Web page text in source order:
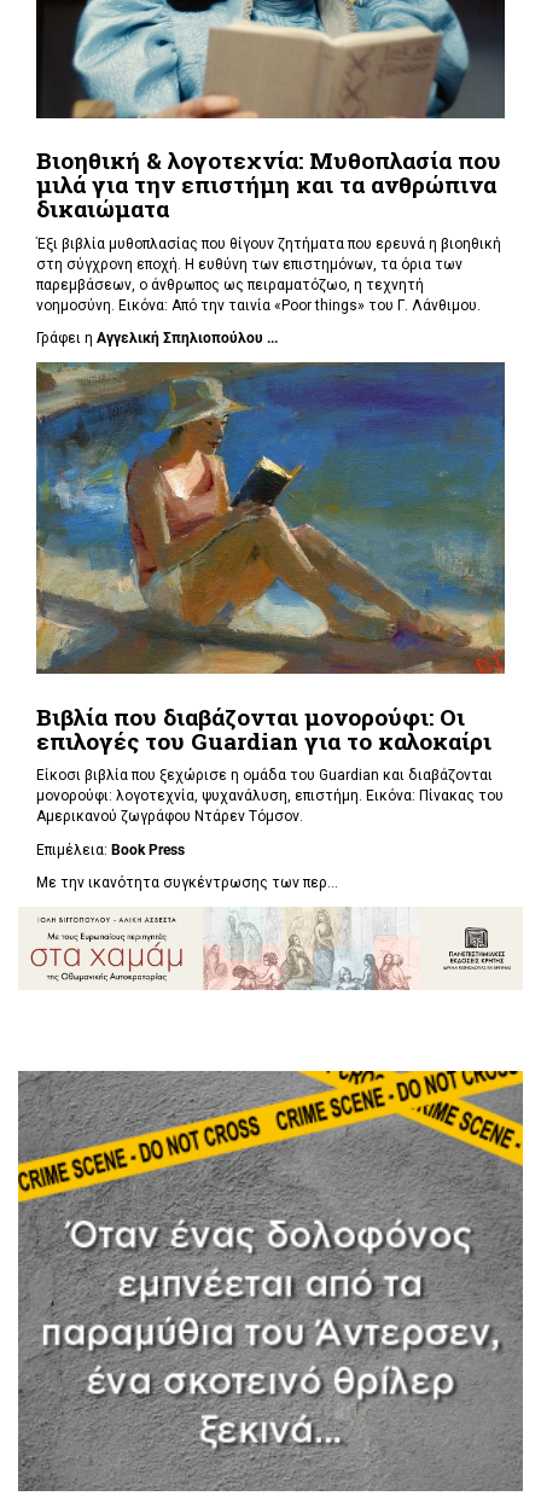
Βιοηθική & λογοτεχνία: Μυθοπλασία που
μιλά για την επιστήμη και τα ανθρώπινα
δικαιώματα
Έξι βιβλία μυθοπλασίας που θίγουν ζητήματα που ερευνά η βιοηθική
στη σύγχρονη εποχή. Η ευθύνη των επιστημόνων, τα όρια των
παρεμβάσεων, ο άνθρωπος ως πειραματόζωο, η τεχνητή
νοημοσύνη. Εικόνα: Από την ταινία «Poor things» του Γ. Λάνθιμου.
Γράφει η Αγγελική Σπηλιοπούλου ...
Βιβλία που διαβάζονται μονορούφι: Οι
επιλογές του Guardian για το καλοκαίρι
Είκοσι βιβλία που ξεχώρισε η ομάδα του Guardian και διαβάζονται
μονορούφι: λογοτεχνία, ψυχανάλυση, επιστήμη. Εικόνα: Πίνακας του
Αμερικανού ζωγράφου Ντάρεν Τόμσον.
Επιμέλεια: Book Press
Με την ικανότητα συγκέντρωσης των περ...